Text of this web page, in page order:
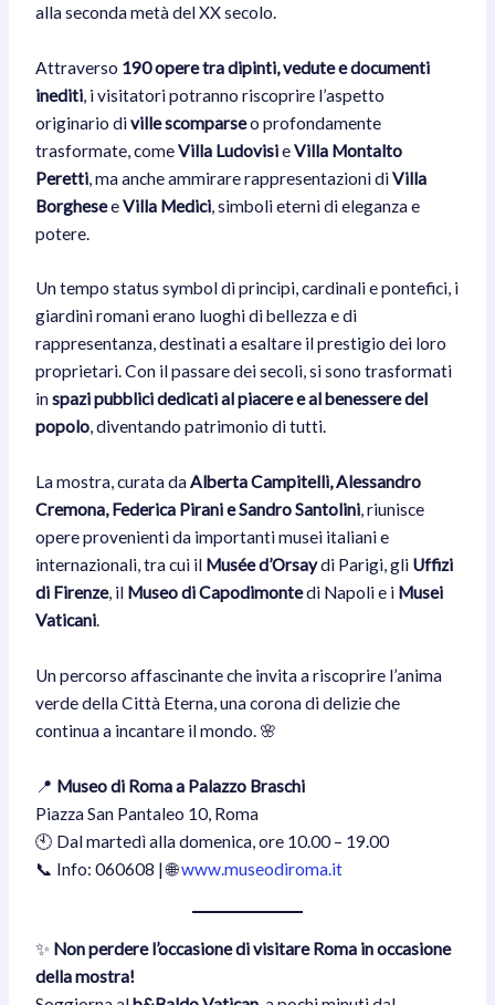
alla seconda metà del XX secolo.
Attraverso 190 opere tra dipinti, vedute e documenti
inediti, i visitatori potranno riscoprire l’aspetto
originario diville scomparseo profondamente
trasformate, comeVilla LudovisieVilla Montalto
Peretti, ma anche ammirare rappresentazioni diVilla
BorgheseeVilla Medici, simboli eterni di eleganza e
potere.
Un tempo status symbol di principi, cardinali e pontefici, i
giardini romani erano luoghi di bellezza e di
rappresentanza, destinati a esaltare il prestigio dei loro
proprietari. Con il passare dei secoli, si sono trasformati
inspazi pubblici dedicati al piacere e al benessere del
popolo, diventando patrimonio di tutti.
La mostra, curata daAlberta Campitelli, Alessandro
Cremona, Federica Pirani e Sandro Santolini, riunisce
opere provenienti da importanti musei italiani e
internazionali, tra cui il Musée d’Orsaydi Parigi, gli Uffizi
di Firenze, il Museo di Capodimontedi Napoli e i Musei
Vaticani.
Un percorso affascinante che invita a riscoprire l’anima
verde della Città Eterna, una corona di delizie che
continua a incantare il mondo. 🌸
📍 Museo di Roma a Palazzo Braschi
Piazza San Pantaleo 10, Roma
🕙 Dal martedì alla domenica, ore 10.00 – 19.00
📞 Info: 060608 | 🌐www.museodiroma.it
✨ Non perdere l’occasione di visitare Roma in occasione
della mostra!